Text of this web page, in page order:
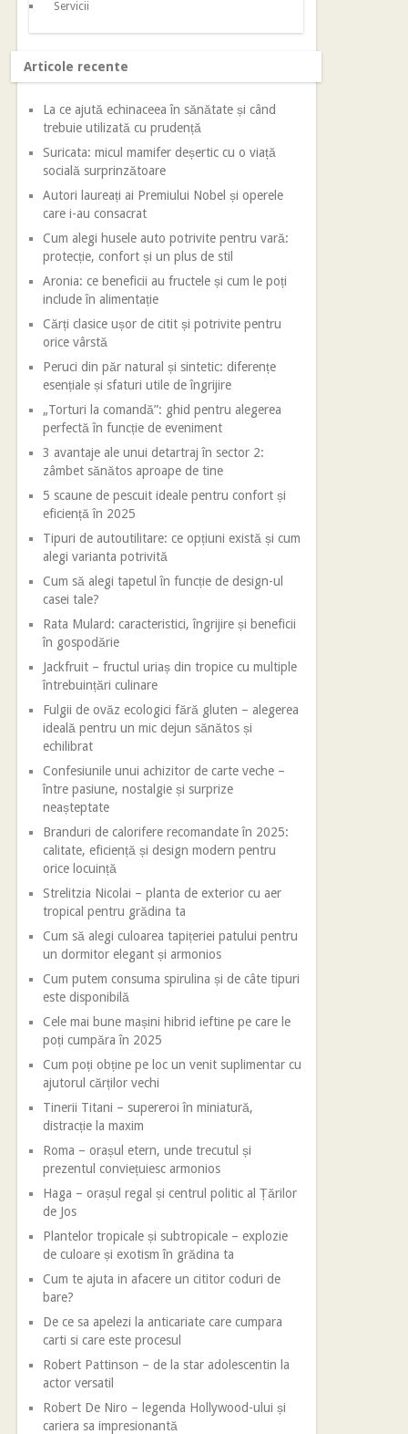
Servicii
Articole recente
La ce ajută echinaceea în sănătate și când
trebuie utilizată cu prudență
Suricata: micul mamifer deșertic cu o viață
socială surprinzătoare
Autori laureați ai Premiului Nobel și operele
care i-au consacrat
Cum alegi husele auto potrivite pentru vară:
protecție, confort și un plus de stil
Aronia: ce beneficii au fructele și cum le poți
include în alimentație
Cărți clasice ușor de citit și potrivite pentru
orice vârstă
Peruci din păr natural și sintetic: diferențe
esențiale și sfaturi utile de îngrijire
„Torturi la comandă”: ghid pentru alegerea
perfectă în funcție de eveniment
3 avantaje ale unui detartraj în sector 2:
zâmbet sănătos aproape de tine
5 scaune de pescuit ideale pentru confort și
eficiență în 2025
Tipuri de autoutilitare: ce opțiuni există și cum
alegi varianta potrivită
Cum să alegi tapetul în funcție de design-ul
casei tale?
Rata Mulard: caracteristici, îngrijire și beneficii
în gospodărie
Jackfruit – fructul uriaș din tropice cu multiple
întrebuințări culinare
Fulgii de ovăz ecologici fără gluten – alegerea
ideală pentru un mic dejun sănătos și
echilibrat
Confesiunile unui achizitor de carte veche –
între pasiune, nostalgie și surprize
neașteptate
Branduri de calorifere recomandate în 2025:
calitate, eficiență și design modern pentru
orice locuință
Strelitzia Nicolai – planta de exterior cu aer
tropical pentru grădina ta
Cum să alegi culoarea tapițeriei patului pentru
un dormitor elegant și armonios
Cum putem consuma spirulina și de câte tipuri
este disponibilă
Cele mai bune mașini hibrid ieftine pe care le
poți cumpăra în 2025
Cum poți obține pe loc un venit suplimentar cu
ajutorul cărților vechi
Tinerii Titani – supereroi în miniatură,
distracție la maxim
Roma – orașul etern, unde trecutul și
prezentul conviețuiesc armonios
Haga – orașul regal și centrul politic al Țărilor
de Jos
Plantelor tropicale și subtropicale – explozie
de culoare și exotism în grădina ta
Cum te ajuta in afacere un cititor coduri de
bare?
De ce sa apelezi la anticariate care cumpara
carti si care este procesul
Robert Pattinson – de la star adolescentin la
actor versatil
Robert De Niro – legenda Hollywood-ului și
cariera sa impresionantă